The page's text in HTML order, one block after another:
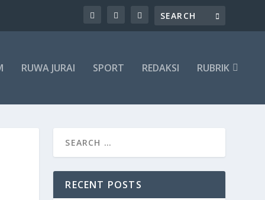
RUWA JURAI SPORT REDAKSI RUBRIK
RECENT POSTS